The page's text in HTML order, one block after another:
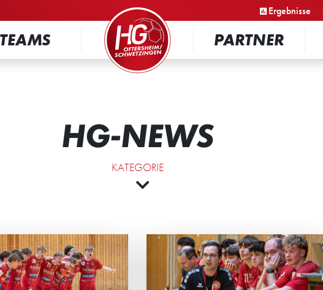
Ergebnisse
TEAMS
PARTNER
HG-NEWS
KATEGORIE
NACHSITZEN
Direktplatz für die
HG SPIELT UNTER
BOMBENALARM